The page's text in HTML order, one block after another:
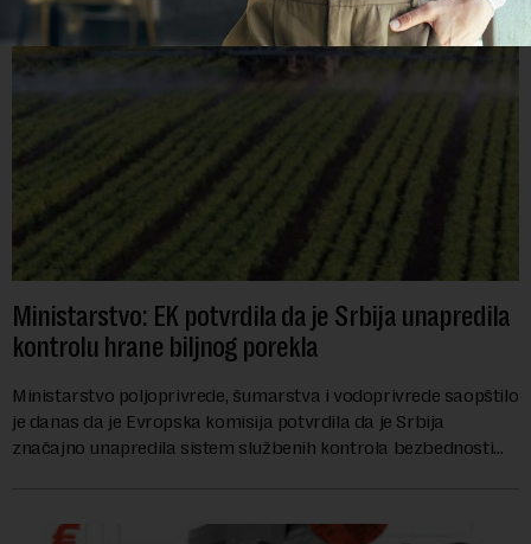
Ministarstvo: EK potvrdila da je Srbija unapredila
kontrolu hrane biljnog porekla
Ministarstvo poljoprivrede, šumarstva i vodoprivrede saopštilo
je danas da je Evropska komisija potvrdila da je Srbija
značajno unapredila sistem službenih kontrola bezbednosti